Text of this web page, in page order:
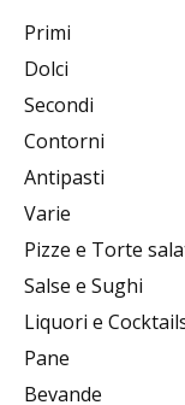
Primi
Dolci
Secondi
Contorni
Antipasti
Varie
Pizze e Torte
Salse e Sughi
Liquori e
Pane
Bevande